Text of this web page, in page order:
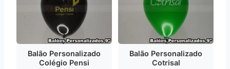
Balão Personalizado
Colégio Pensi
Balão Personalizado
Cotrisal